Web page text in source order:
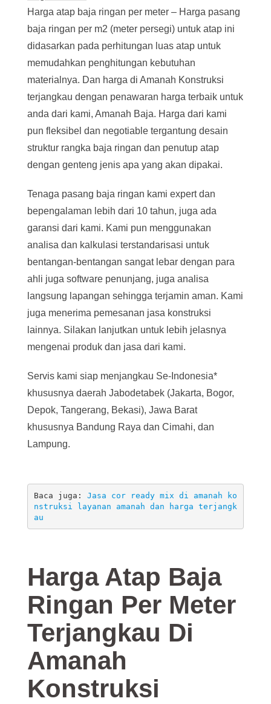
Harga atap baja ringan per meter – Harga pasang
baja ringan per m2 (meter persegi) untuk atap ini
didasarkan pada perhitungan luas atap untuk
memudahkan penghitungan kebutuhan
materialnya. Dan harga di Amanah Konstruksi
terjangkau dengan penawaran harga terbaik untuk
anda dari kami, Amanah Baja. Harga dari kami
pun fleksibel dan negotiable tergantung desain
struktur rangka baja ringan dan penutup atap
dengan genteng jenis apa yang akan dipakai.
Tenaga pasang baja ringan kami expert dan
bepengalaman lebih dari 10 tahun, juga ada
garansi dari kami. Kami pun menggunakan
analisa dan kalkulasi terstandarisasi untuk
bentangan-bentangan sangat lebar dengan para
ahli juga software penunjang, juga analisa
langsung lapangan sehingga terjamin aman. Kami
juga menerima pemesanan jasa konstruksi
lainnya. Silakan lanjutkan untuk lebih jelasnya
mengenai produk dan jasa dari kami.
Servis kami siap menjangkau Se-Indonesia*
khususnya daerah Jabodetabek (Jakarta, Bogor,
Depok, Tangerang, Bekasi), Jawa Barat
khususnya Bandung Raya dan Cimahi, dan
Lampung.
Baca juga: Jasa cor ready mix di amanah ko
nstruksi layanan amanah dan harga terjangk
au
Harga Atap Baja
Ringan Per Meter
Terjangkau Di
Amanah
Konstruksi